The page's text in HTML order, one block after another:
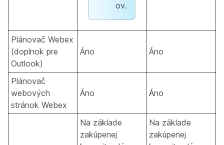
ov.
Plánovač Webex
(doplnok pre
Outlook)
Áno Áno
Plánovač
webových
stránok Webex
Áno Áno
Na základe
zakúpenej
Na základe
zakúpenej